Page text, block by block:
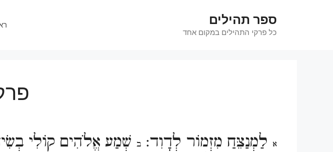
ספר תהילים
כל פרקי התהילים במקום אחד
א לַמְנַצֵּחַ מִזְמוֹר לְדָוִד:ב שְׁמַע אֱלֹהִים קוֹלִי